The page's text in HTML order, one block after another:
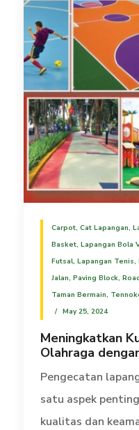
Carpot, Cat Lapangan,
Basket, Lapangan Bola
Futsal, Lapangan Tenis,
Jalan, Paving Block,
Taman Bermain,
May 25, 2024
Meningkatkan
Olahraga
Pengecatan
satu aspek
kualitas dan